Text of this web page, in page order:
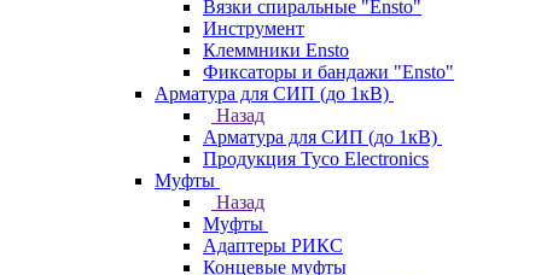
Вязки спиральные "Ensto"
Инструмент
Клеммники Ensto
Фиксаторы и бандажи "Ensto"
Арматура для СИП (до 1кВ)
Назад
Арматура для СИП (до 1кВ)
Продукция Tyco Electronics
Муфты
Назад
Муфты
Адаптеры РИКС
Концевые муфты